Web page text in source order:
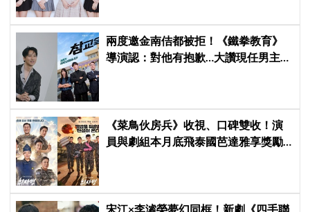
兩度邀金南佶都被拒！《鐵拳教育》
導演認：對他有抱歉…大讚現任男主金
《菜鳥伙房兵》收視、口碑雙收！演
員與劇組本月底飛泰國芭達雅享獎勵
宋江×李濬榮夢幻同框！新劇《四手聯